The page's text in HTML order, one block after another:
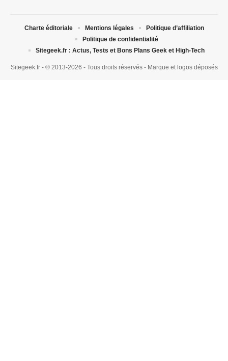
Sitegeek.fr - ® 2013-2026 - Tous droits réservés - Marque et logos déposés
Charte éditoriale Mentions légales
Politique d’affiliation
Politique de confidentialité
Sitegeek.fr : Actus, Tests et Bons Plans Geek et High-Tech